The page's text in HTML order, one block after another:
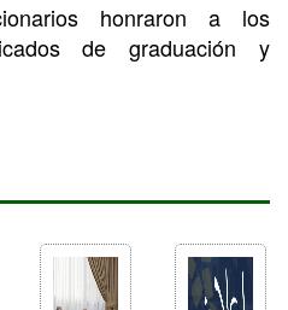
honraron a los
de graduación y